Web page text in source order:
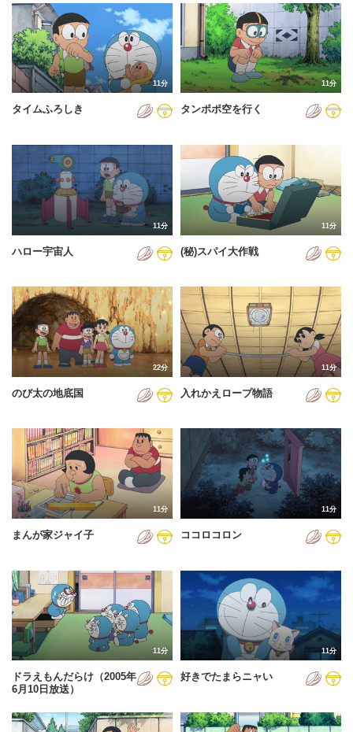
2024年
2025年
2026年
11分
タイムふろしき
11分
タンポポ空を行く
11分
ハロー宇宙人
11分
(秘)スパイ大作戦
22分
のび太の地底国
11分
入れかえロープ物語
11分
まんが家ジャイ子
11分
ココロコロン
11分
ドラえもんだらけ（2005年
6月10日放送）
11分
好きでたまらニャい